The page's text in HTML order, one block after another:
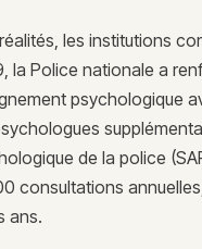
les institutions
la Police nationale a
psychologique
de la police
consultations
ans.